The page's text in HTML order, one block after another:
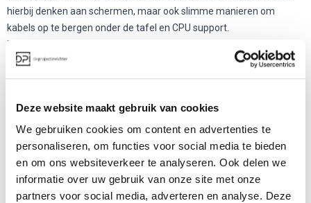
Deze website maakt gebruik van cookies
We gebruiken cookies om content en advertenties te
personaliseren, om functies voor social media te bieden
en om ons websiteverkeer te analyseren. Ook delen we
informatie over uw gebruik van onze site met onze
partners voor social media, adverteren en analyse. Deze
hierbij denken aan schermen, maar ook slimme manieren om
kabels op te bergen onder de tafel en CPU support.
De tafel is verkrijgbaar in 12 kleuren en heeft 2 soorten
basismaterialen waar u uit kunt kiezen: Hout of aluminium.
Tevens is dit product eco-vriendelijk, het heeft het certificaat ISO
U kunt zelf kiezen in welk formaat u dezemodulaire tafel
Meer over deze modulaire tafel van Enea
Bent u nieuwsgierig geworden naar dit product? Kom dan eens
langs in één van onze showrooms of neem contact met ons op via
088-650 12 34 of info@deprojectinrichter.com. Ook kunt u altijd